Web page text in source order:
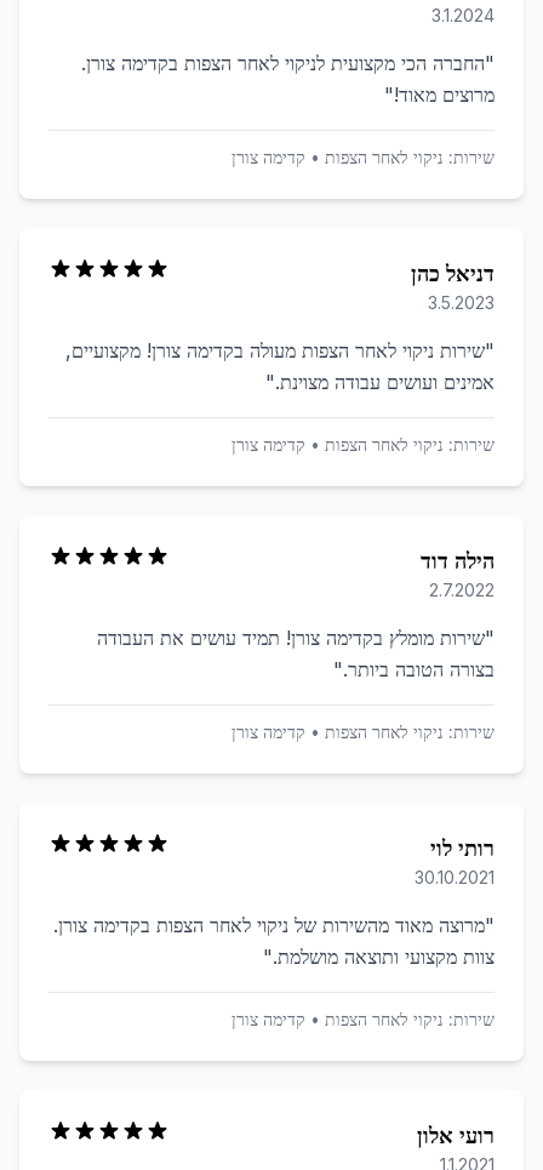
3.1.2024
"החברה הכי מקצועית לניקוי לאחר הצפות בקדימה צורן.
מרוצים מאוד!"
שירות: ניקוי לאחר הצפות • קדימה צורן
דניאל כהן
3.5.2023
"שירות ניקוי לאחר הצפות מעולה בקדימה צורן! מקצועיים,
אמינים ועושים עבודה מצוינת."
שירות: ניקוי לאחר הצפות • קדימה צורן
הילה דוד
2.7.2022
"שירות מומלץ בקדימה צורן! תמיד עושים את העבודה
בצורה הטובה ביותר."
שירות: ניקוי לאחר הצפות • קדימה צורן
רותי לוי
30.10.2021
"מרוצה מאוד מהשירות של ניקוי לאחר הצפות בקדימה צורן.
צוות מקצועי ותוצאה מושלמת."
שירות: ניקוי לאחר הצפות • קדימה צורן
רועי אלון
1.1.2021